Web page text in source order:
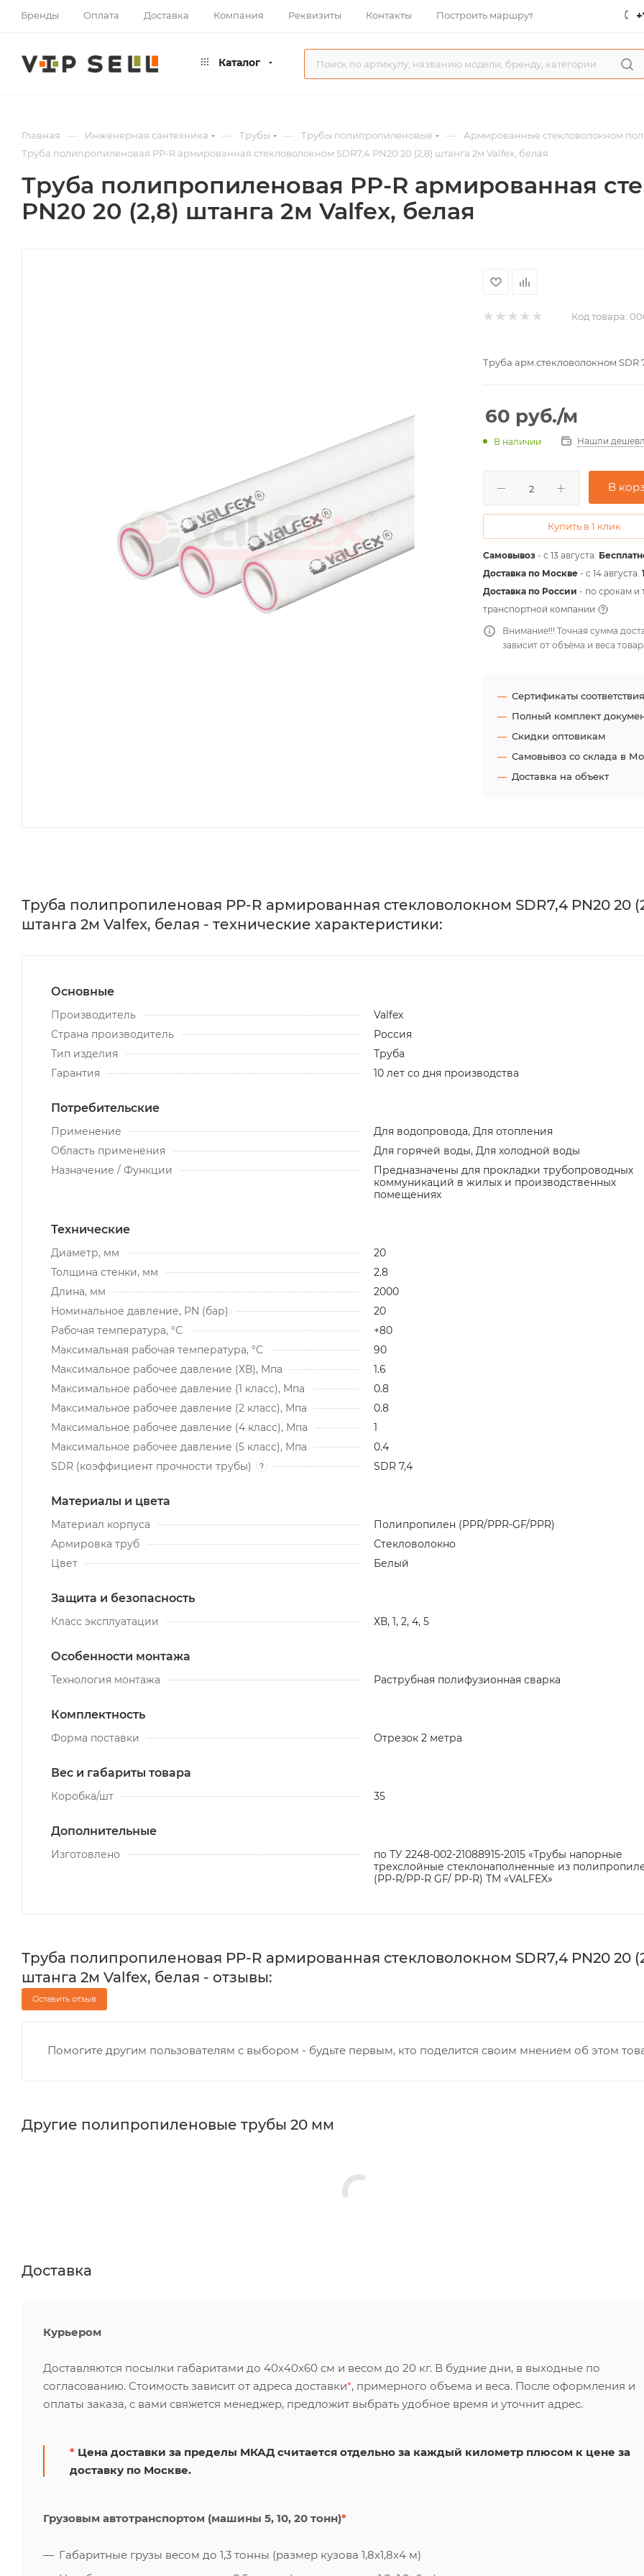
Бренды Оплата Доставка Компания Реквизиты Контакты Построить маршрут
Каталог
Главная — Инженерная сантехника — Трубы — Трубы полипропиленовые —
Армированные стекловолокном
Труба полипропиленовая PP-R армированная стекловолокном SDR7,4 PN20 20 (2,8) штанга 2м Valfex, белая
Труба полипропиленовая PP-R армированная
PN20 20 (2,8) штанга 2м Valfex, белая
Код товара:
Труба арм.стекловолокном
60 руб./м
В наличии Нашли
В
Купить в 1 клик
Самовывоз - с 13 августа.
Доставка по Москве - c 14 августа.
Доставка по России - по срокам и
транспортной компании
Внимание!!! Точная сумма
зависит от объёма и веса
Сертификаты соответствия
Полный комплект
Скидки оптовикам
Самовывоз со склада в
Доставка на объект
Труба полипропиленовая PP-R армированная стекловолокном SDR7,4 PN20 20
штанга 2м Valfex, белая - технические характеристики:
Основные
Производитель
Valfex
Страна производитель
Россия
Тип изделия
Труба
Гарантия
10 лет со дня производства
Потребительские
Применение
Для водопровода, Для отопления
Область применения
Для горячей воды, Для холодной воды
Назначение / Функции
Предназначены для прокладки трубопроводных
коммуникаций в жилых и производственных
помещениях
Технические
Диаметр, мм
20
Толщина стенки, мм
2.8
Длина, мм
2000
Номинальное давление, PN (бар)
20
Рабочая температура, °С
+80
Максимальная рабочая температура, °С
90
Максимальное рабочее давление (ХВ), Мпа
1.6
Максимальное рабочее давление (1 класс), Мпа
0.8
Максимальное рабочее давление (2 класс), Мпа
0.8
Максимальное рабочее давление (4 класс), Мпа
1
Максимальное рабочее давление (5 класс), Мпа
0.4
SDR (коэффициент прочности трубы)
? SDR 7,4
Материалы и цвета
Материал корпуса
Полипропилен (PPR/PPR-GF/PPR)
Армировка труб
Стекловолокно
Цвет
Белый
Защита и безопасность
Класс эксплуатации ХВ, 1, 2, 4, 5
Особенности монтажа
Технология монтажа Раструбная полифузионная сварка
Комплектность
Форма поставки Отрезок 2 метра
Вес и габариты товара
Коробка/шт 35
Дополнительные
Изготовлено
по ТУ 2248-002-21088915-2015 «Трубы напорные
трехслойные стеклонаполненные из
(PP-R/PP-R GF/ PP-R) ТМ «VALFEX»
Труба полипропиленовая PP-R армированная стекловолокном SDR7,4 PN20 20
штанга 2м Valfex, белая - отзывы:
Оставить отзыв
Помогите другим пользователям с выбором - будьте первым, кто поделится своим мнением об этом
Другие полипропиленовые трубы 20 мм
Доставка
Курьером
Доставляются посылки габаритами до 40х40х60 см и весом до 20 кг. В будние дни, в выходные по
согласованию. Стоимость зависит от адреса доставки*, примерного объема и веса. После оформления и
оплаты заказа, с вами свяжется менеджер, предложит выбрать удобное время и уточнит адрес.
* Цена доставки за пределы МКАД считается отдельно за каждый километр плюсом к цене за
доставку по Москве.
Грузовым автотранспортом (машины 5, 10, 20 тонн)*
Габаритные грузы весом до 1,3 тонны (размер кузова 1,8х1,8х4 м)